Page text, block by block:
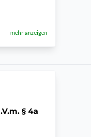
mehr anzeigen
§ 4a